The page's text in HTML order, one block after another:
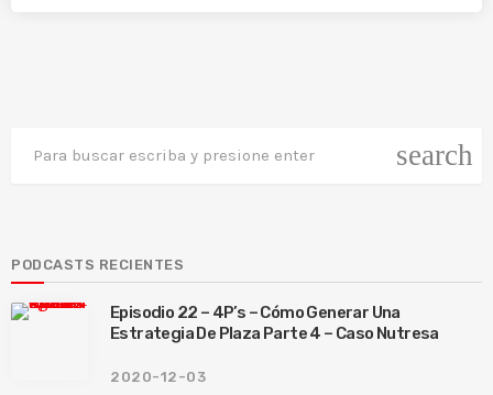
search
PODCASTS RECIENTES
Episodio 22 – 4P’s – Cómo Generar Una
Estrategia De Plaza Parte 4 – Caso Nutresa
2020-12-03